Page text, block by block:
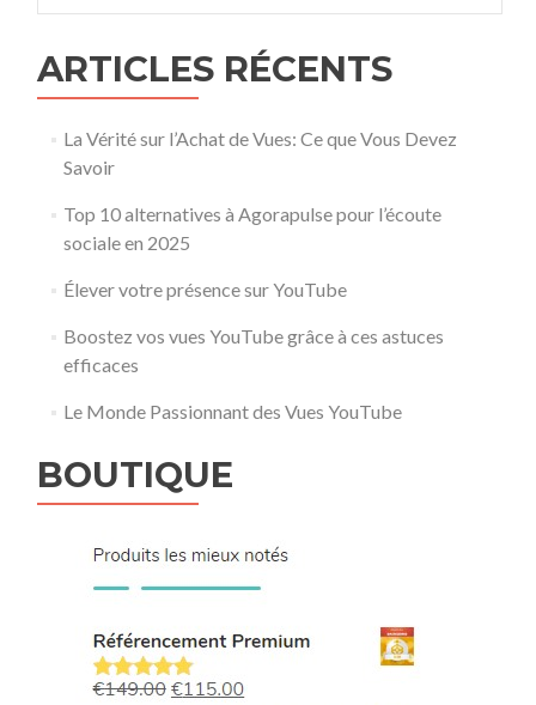
ARTICLES RÉCENTS
La Vérité sur l’Achat de Vues: Ce que Vous Devez
Savoir
Top 10 alternatives à Agorapulse pour l’écoute
sociale en 2025
Élever votre présence sur YouTube
Boostez vos vues YouTube grâce à ces astuces
efficaces
Le Monde Passionnant des Vues YouTube
BOUTIQUE